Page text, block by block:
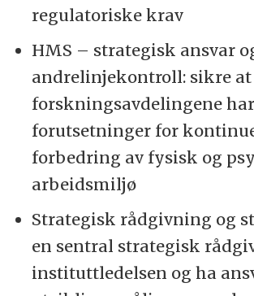
regulatoriske krav
HMS – strategisk ansvar
andrelinjekontroll: sikre
forskningsavdelingene har
forutsetninger for
forbedring av fysisk og
arbeidsmiljø
Strategisk rådgivning og
en sentral strategisk
instituttledelsen og ha